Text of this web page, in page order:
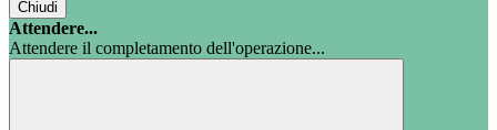
Chiudi
Attendere...
Attendere il completamento dell'operazione...